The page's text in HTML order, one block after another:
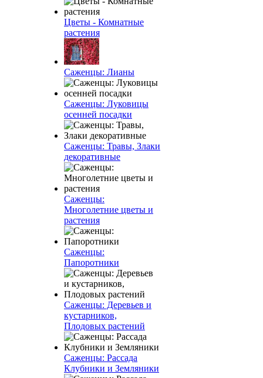
Цветы - Комнатные
растения
Саженцы: Лианы
Саженцы: Луковицы
осенней посадки
Саженцы: Травы, Злаки
декоративные
Саженцы:
Многолетние цветы и
растения
Саженцы:
Папоротники
Саженцы: Деревьев и
кустарников,
Плодовых растений
Саженцы: Рассада
Клубники и Земляники